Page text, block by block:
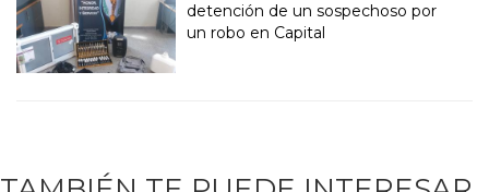
detención de un sospechoso por
un robo en Capital